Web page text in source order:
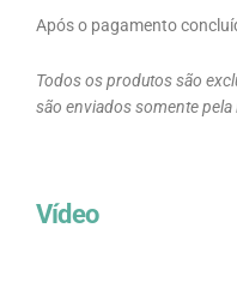
Após o pagamento
Todos os produtos são
são enviados somente pela
Vídeo